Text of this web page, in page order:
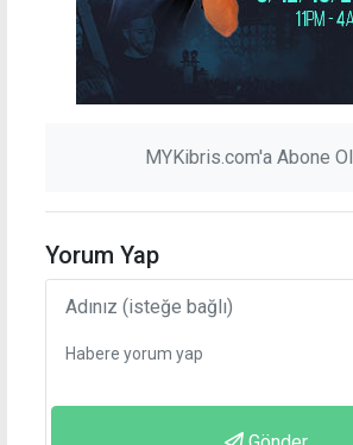
MYKibris.com'a Abone Ol
Yorum Yap